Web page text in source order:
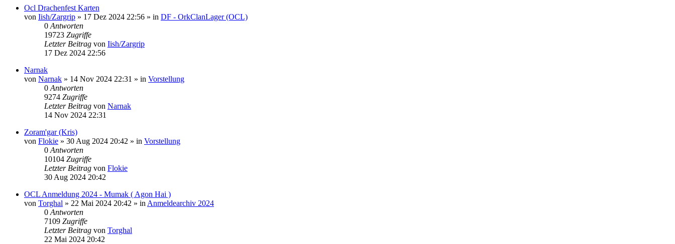
Ocl Drachenfest Karten
von Iish/Zargrip » 17 Dez 2024 22:56 » in DF - OrkClanLager (OCL)
0 Antworten
19723 Zugriffe
Letzter Beitrag von Iish/Zargrip
17 Dez 2024 22:56
Narnak
von Narnak » 14 Nov 2024 22:31 » in Vorstellung
0 Antworten
9274 Zugriffe
Letzter Beitrag von Narnak
14 Nov 2024 22:31
Zoram'gar (Kris)
von Flokie » 30 Aug 2024 20:42 » in Vorstellung
0 Antworten
10104 Zugriffe
Letzter Beitrag von Flokie
30 Aug 2024 20:42
OCL Anmeldung 2024 - Mumak ( Agon Hai )
von Torghal » 22 Mai 2024 20:42 » in Anmeldearchiv 2024
0 Antworten
7109 Zugriffe
Letzter Beitrag von Torghal
22 Mai 2024 20:42